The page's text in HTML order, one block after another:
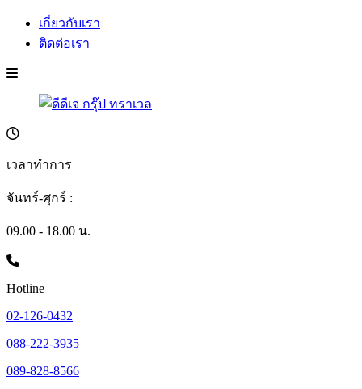
เกี่ยวกับเรา
ติดต่อเรา
เวลาทำการ
จันทร์-ศุกร์ :
09.00 - 18.00 น.
Hotline
02-126-0432
088-222-3935
089-828-8566